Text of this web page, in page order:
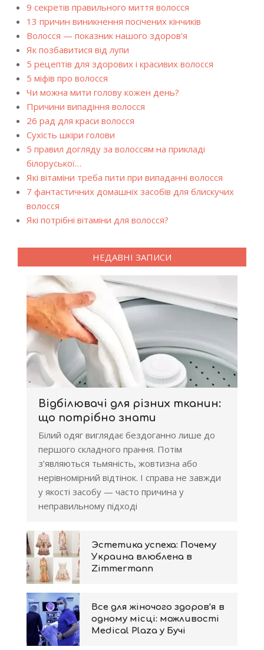
9 секретів правильного миття волосся
13 причин виникнення посічених кінчиків
Волосся — показник нашого здоров'я
Як позбавитися від лупи
5 рецептів для здорових і красивих волосся
5 міфів про волосся
Чи можна мити голову кожен день?
Причини випадіння волосся
26 рад для краси волосся
Сухість шкіри голови
5 правил догляду за волоссям на прикладі
білоруської…
Які вітаміни треба пити при випаданні волосся
7 фантастичних домашніх засобів для блискучих
волосся
Які потрібні вітаміни для волосся?
НЕДАВНІ ЗАПИСИ
Відбілювачі для різних тканин:
що потрібно знати
Білий одяг виглядає бездоганно лише до
першого складного прання. Потім
з’являються тьмяність, жовтизна або
нерівномірний відтінок. І справа не завжди
у якості засобу — часто причина у
неправильному підході
Эстетика успеха: Почему
Украина влюблена в
Zimmermann
Все для жіночого здоров’я в
одному місці: можливості
Medical Plaza у Бучі